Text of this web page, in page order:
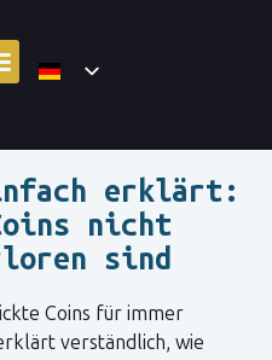
erklärt:
nicht
sind
Coins für immer
verständlich, wie